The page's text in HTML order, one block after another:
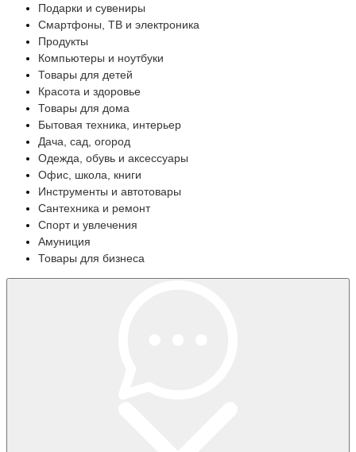
Подарки и сувениры
Смартфоны, ТВ и электроника
Продукты
Компьютеры и ноутбуки
Товары для детей
Красота и здоровье
Товары для дома
Бытовая техника, интерьер
Дача, сад, огород
Одежда, обувь и аксессуары
Офис, школа, книги
Инструменты и автотовары
Сантехника и ремонт
Спорт и увлечения
Амуниция
Товары для бизнеса